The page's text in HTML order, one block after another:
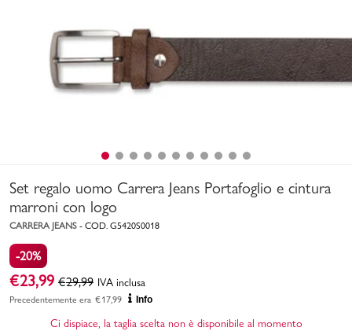
Marchi
Accedi | Registrati
Set regalo uomo Carrera Jeans Portafoglio e cintura
marroni con logo
CARRERA JEANS - COD. G5420S0018
-20%
€23,99 €29,99 IVA inclusa
Precedentemente era €17,99 Info
Ci dispiace, la taglia scelta non è disponibile al momento